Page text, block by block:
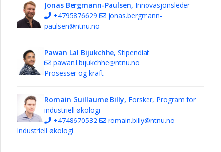
Jonas Bergmann-Paulsen, Innovasjonsleder
+4795876629
jonas.bergmann-
paulsen@ntnu.no
Pawan Lal Bijukchhe, Stipendiat
pawan.l.bijukchhe@ntnu.no
Prosesser og kraft
Romain Guillaume Billy, Forsker, Program for
industriell økologi
+4748670532
romain.billy@ntnu.no
Industriell økologi